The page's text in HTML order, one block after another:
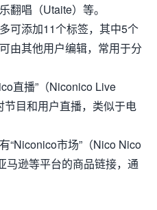
翻唱（Utaite）等。
可添加11个标签，其中5个
由其他用户编辑，常用于分
直播”（Niconico Live
目和用户直播，类似于电
“Niconico市场”（Nico Nico
马逊等平台的商品链接，通